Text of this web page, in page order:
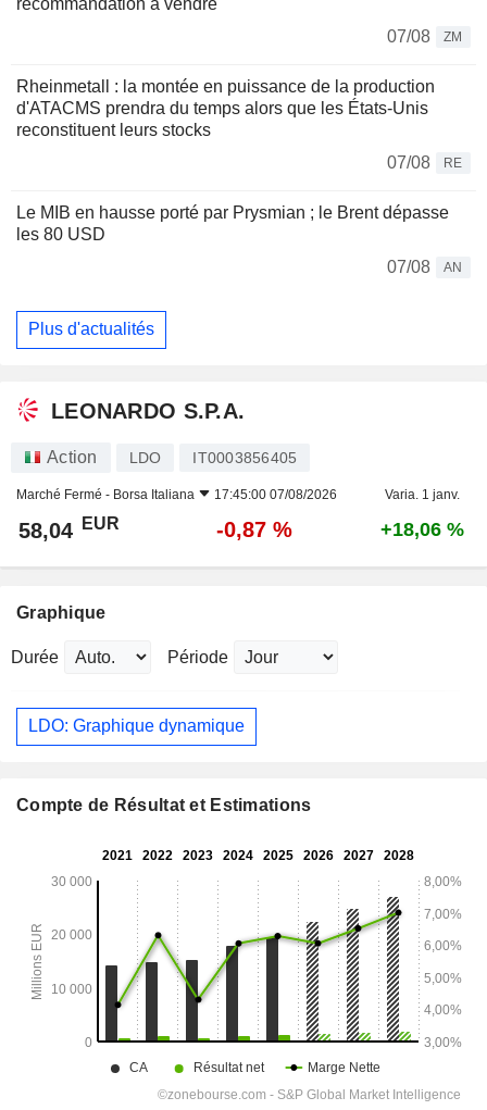
07/08
ZM
Rheinmetall : la montée en puissance de la production
d'ATACMS prendra du temps alors que les États-Unis
reconstituent leurs stocks
07/08
RE
Le MIB en hausse porté par Prysmian ; le Brent dépasse
les 80 USD
07/08
AN
Plus d'actualités
LEONARDO S.P.A.
Action LDO IT0003856405
Marché Fermé - Borsa Italiana 17:45:00 07/08/2026 Varia. 1 janv.
58,04 EUR -0,87 % +18,06 %
Graphique
Durée Période
LDO: Graphique dynamique
Compte de Résultat et Estimations